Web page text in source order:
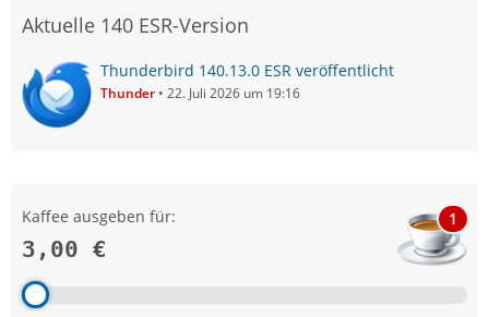
Aktuelle 140 ESR-Version
Thunderbird 140.13.0 ESR veröffentlicht
Thunder 22. Juli 2026 um 19:16
Kaffee ausgeben für:
3,00 €
1